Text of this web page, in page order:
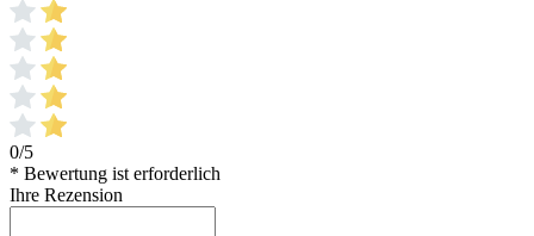
0/5
* Bewertung ist erforderlich
Ihre Rezension